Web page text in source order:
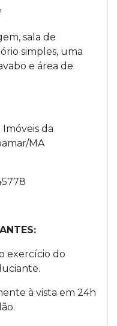
sala de
simples, uma
e área de
Imóveis da
MA
exercício do
à vista em 24h